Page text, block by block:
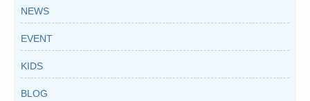
NEWS
EVENT
KIDS
BLOG